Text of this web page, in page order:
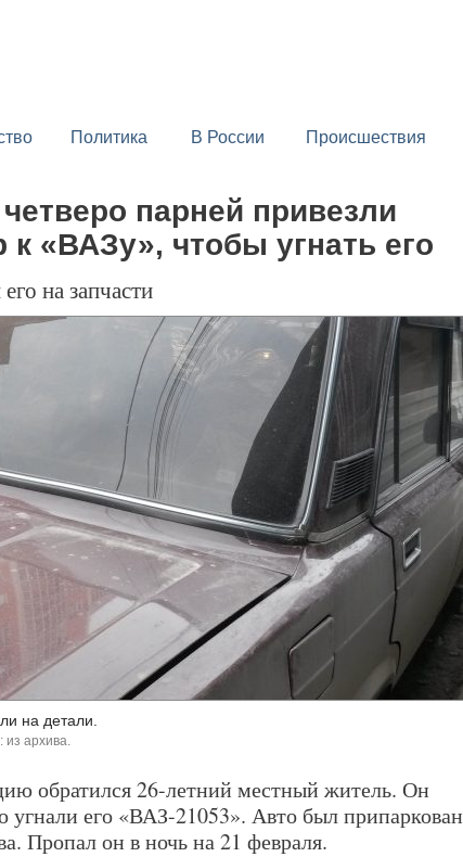
Политика В России Происшествия
парней привезли
к «ВАЗу», чтобы угнать его
на запчасти
на детали.
из архива.
обратился 26-летний местный житель. Он
угнали его «ВАЗ-21053». Авто был припаркован
Пропал он в ночь на 21 февраля.